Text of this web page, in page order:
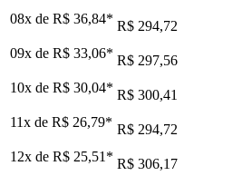
08x de R$ 36,84* R$ 294,72
09x de R$ 33,06* R$ 297,56
10x de R$ 30,04* R$ 300,41
11x de R$ 26,79* R$ 294,72
12x de R$ 25,51 * R$ 306,17